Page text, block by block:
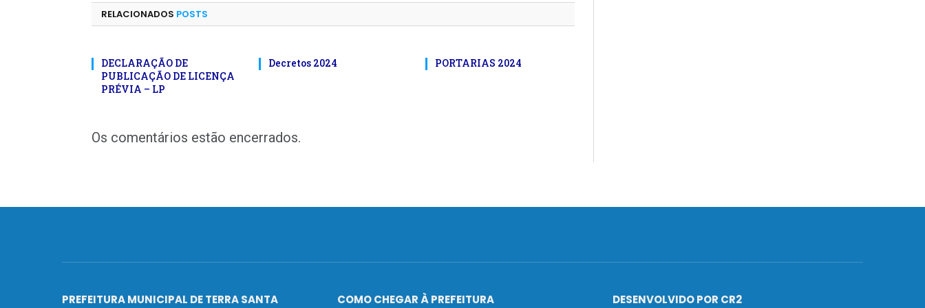
RELACIONADOS POSTS
DECLARAÇÃO DE
PUBLICAÇÃO DE LICENÇA
PRÉVIA – LP
Decretos 2024 PORTARIAS 2024
Os comentários estão encerrados.
PREFEITURA MUNICIPAL DE TERRA SANTA COMO CHEGAR À PREFEITURA DESENVOLVIDO POR CR2